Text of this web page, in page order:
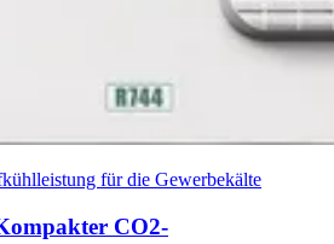
für die Gewerbekälte
CO2-